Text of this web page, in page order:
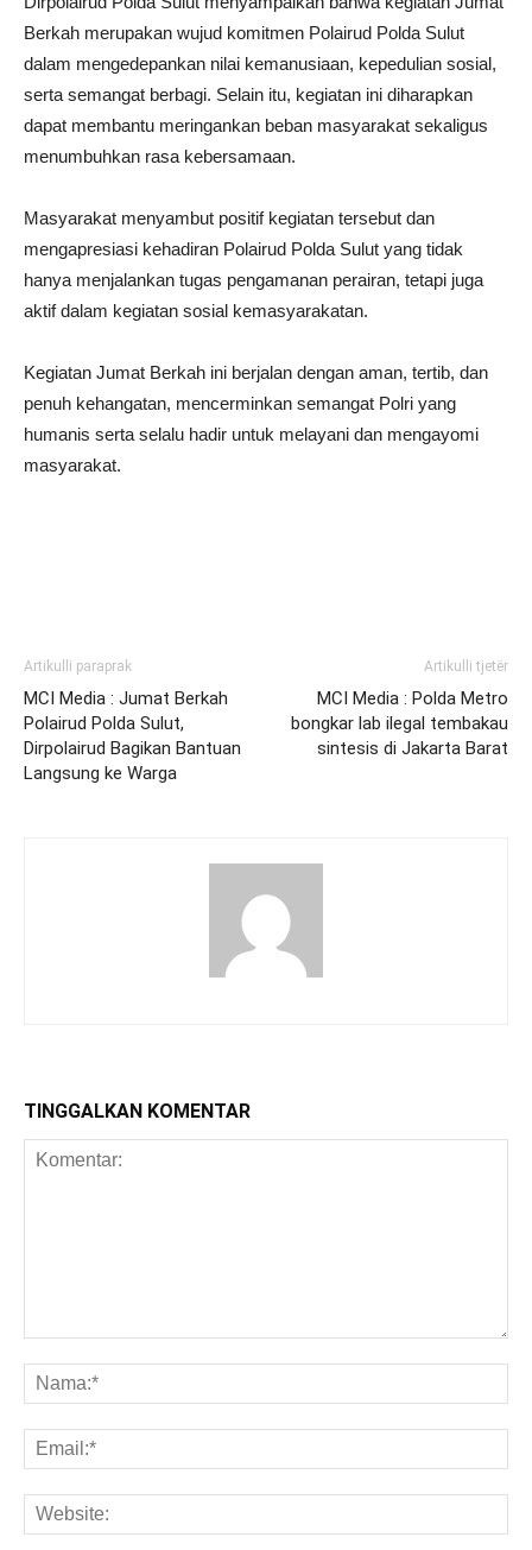
Berkah merupakan wujud komitmen Polairud Polda Sulut
dalam mengedepankan nilai kemanusiaan, kepedulian sosial,
serta semangat berbagi. Selain itu, kegiatan ini diharapkan
dapat membantu meringankan beban masyarakat sekaligus
menumbuhkan rasa kebersamaan.
Masyarakat menyambut positif kegiatan tersebut dan
mengapresiasi kehadiran Polairud Polda Sulut yang tidak
hanya menjalankan tugas pengamanan perairan, tetapi juga
aktif dalam kegiatan sosial kemasyarakatan.
Kegiatan Jumat Berkah ini berjalan dengan aman, tertib, dan
penuh kehangatan, mencerminkan semangat Polri yang
humanis serta selalu hadir untuk melayani dan mengayomi
masyarakat.
Artikulli paraprak
MCI Media : Jumat Berkah
Polairud Polda Sulut,
Dirpolairud Bagikan Bantuan
Langsung ke Warga
Artikulli tjetër
MCI Media : Polda Metro
bongkar lab ilegal tembakau
sintesis di Jakarta Barat
TINGGALKAN KOMENTAR